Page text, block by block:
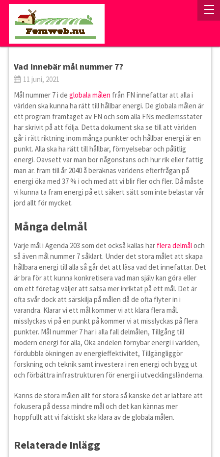
Vad innebär mål nummer 7?
11 juni, 2021
Mål nummer 7 i de globala målen från FN innefattar att alla i
världen ska kunna ha rätt till hållbar energi. De globala målen är
ett program framtaget av FN och som alla FNs medlemsstater
har skrivit på att följa. Detta dokument ska se till att världen
går i rätt riktning inom många punkter och hållbar energi är en
punkt. Alla ska ha rätt till hållbar, förnyelsebar och pålitlig
energi. Oavsett var man bor någonstans och hur rik eller fattig
man är. fram till år 2040 å beräknas världens efterfrågan på
energi öka med 37 % i och med att vi blir fler och fler. Då måste
vi kunna ta fram energi på ett säkert sätt som inte belastar vår
jord allt för mycket.
Många delmål
Varje mål i Agenda 203 som det också kallas har flera delmåloch
så även mål nummer 7 såklart. Under det stora målet att skapa
hållbara energi till alla så går det att läsa vad det innefattar. Det
är bra för att kunna konkretisera vad man själv kan göra eller
om ett företag väljer att satsa mer inriktat på ett mål. Det är
ofta svår dock att särskilja på målen då de ofta flyter in i
varandra. Klarar vi ett mål kommer vi att klara flera mål.
misslyckas vi på en punkt på kommer vi at misslyckas på flera
punkter. Mål nummer 7 har i alla fall delmålen, Tillgång till
modern energi för alla, Öka andelen förnybar energi i världen,
fördubbla ökningen av energieffektivitet, Tillgängliggör
forskning och teknik samt investera i ren energi och bygg ut
och förbättra infrastrukturen för energi i utvecklingsländerna.
Känns de stora målen allt för stora så kanske det är lättare att
fokusera på dessa mindre mål och det kan kännas mer
hoppfullt att vi faktiskt ska klara av de globala målen.
Relaterade Inlägg